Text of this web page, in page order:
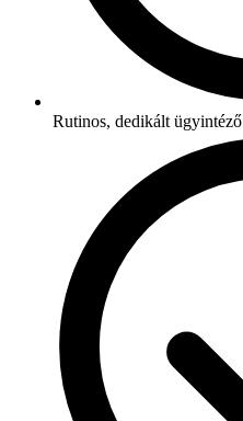
Rutinos, dedikált ügyintéző